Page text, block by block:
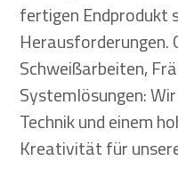
fertigen Endprodukt
Herausforderungen.
Schweißarbeiten,
Systemlösungen:
Technik und einem
Kreativität für